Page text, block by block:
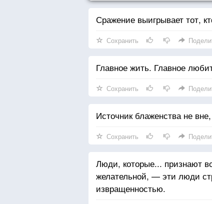
Сражение выигрывает тот,
Сохранить
Главное жить. Главное
Сохранить
Источник блаженства не
Сохранить
Люди, которые... признают
желательной, — эти люди
извращенностью.